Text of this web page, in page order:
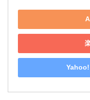
Yahoo!